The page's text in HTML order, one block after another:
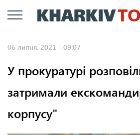
до
06 липня, 2021 - 09:07
У прокуратурі
затримали
корпусу"